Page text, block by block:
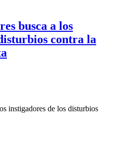
busca a los
contra la
instigadores de los disturbios